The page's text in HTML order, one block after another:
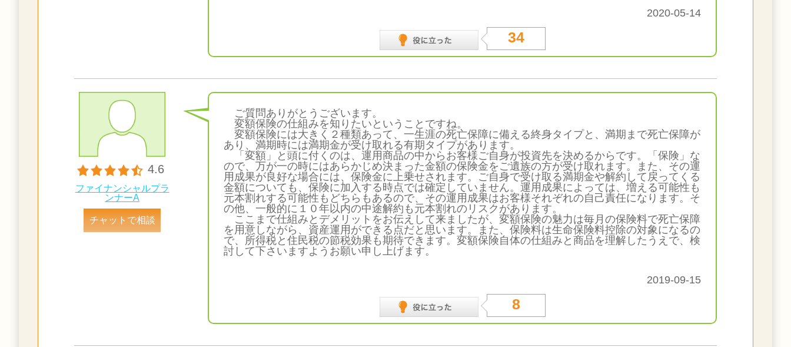
2020-05-14
34
4.6
ファイナンシャルプラ
ンナーA
チャットで相談
ご質問ありがとうございます。
変額保険の仕組みを知りたいということですね。
変額保険には大きく２種類あって、一生涯の死亡保障に備える終身タイプと、満期まで死亡保障が
あり、満期時には満期金が受け取れる有期タイプがあります。
「変額」と頭に付くのは、運用商品の中からお客様ご自身が投資先を決めるからです。「保険」な
ので、万が一の時にはあらかじめ決まった金額の保険金をご遺族の方が受け取れます。また、その運
用成果が良好な場合には、保険金に上乗せされます。ご自身で受け取る満期金や解約して戻ってくる
金額についても、保険に加入する時点では確定していません。運用成果によっては、増える可能性も
元本割れする可能性もどちらもあるので、その運用成果はお客様それぞれの自己責任になります。そ
の他、一般的に１０年以内の中途解約も元本割れのリスクがあります。
ここまで仕組みとデメリットをお伝えして来ましたが、変額保険の魅力は毎月の保険料で死亡保障
を用意しながら、資産運用ができる点だと思います。また、保険料は生命保険料控除の対象になるの
で、所得税と住民税の節税効果も期待できます。変額保険自体の仕組みと商品を理解したうえで、検
討して下さいますようお願い申し上げます。
2019-09-15
8